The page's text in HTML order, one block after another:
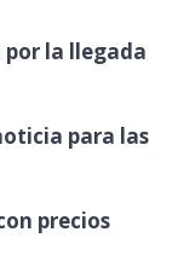
la llegada
para las
precios